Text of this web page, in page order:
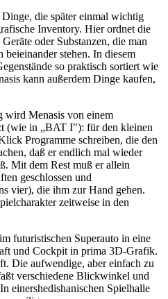
die später einmal wichtig
Inventory. Hier ordnet die
oder Substanzen, die man
beieinander stehen. In diesem
so praktisch sortiert wie
kann außerdem Dinge kaufen,
wird Menasis von einem
(wie in „BAT I"): für den kleinen
Programme schreiben, die den
daß er endlich mal wieder
Mit dem Rest muß er allein
geschlossen und
vier), die ihm zur Hand gehen.
zeitweise in den
futuristischen Superauto in eine
und Cockpit in prima 3D-Grafik.
Die aufwendige, aber einfach zu
verschiedene Blickwinkel und
einershedishanischen Spielhalle